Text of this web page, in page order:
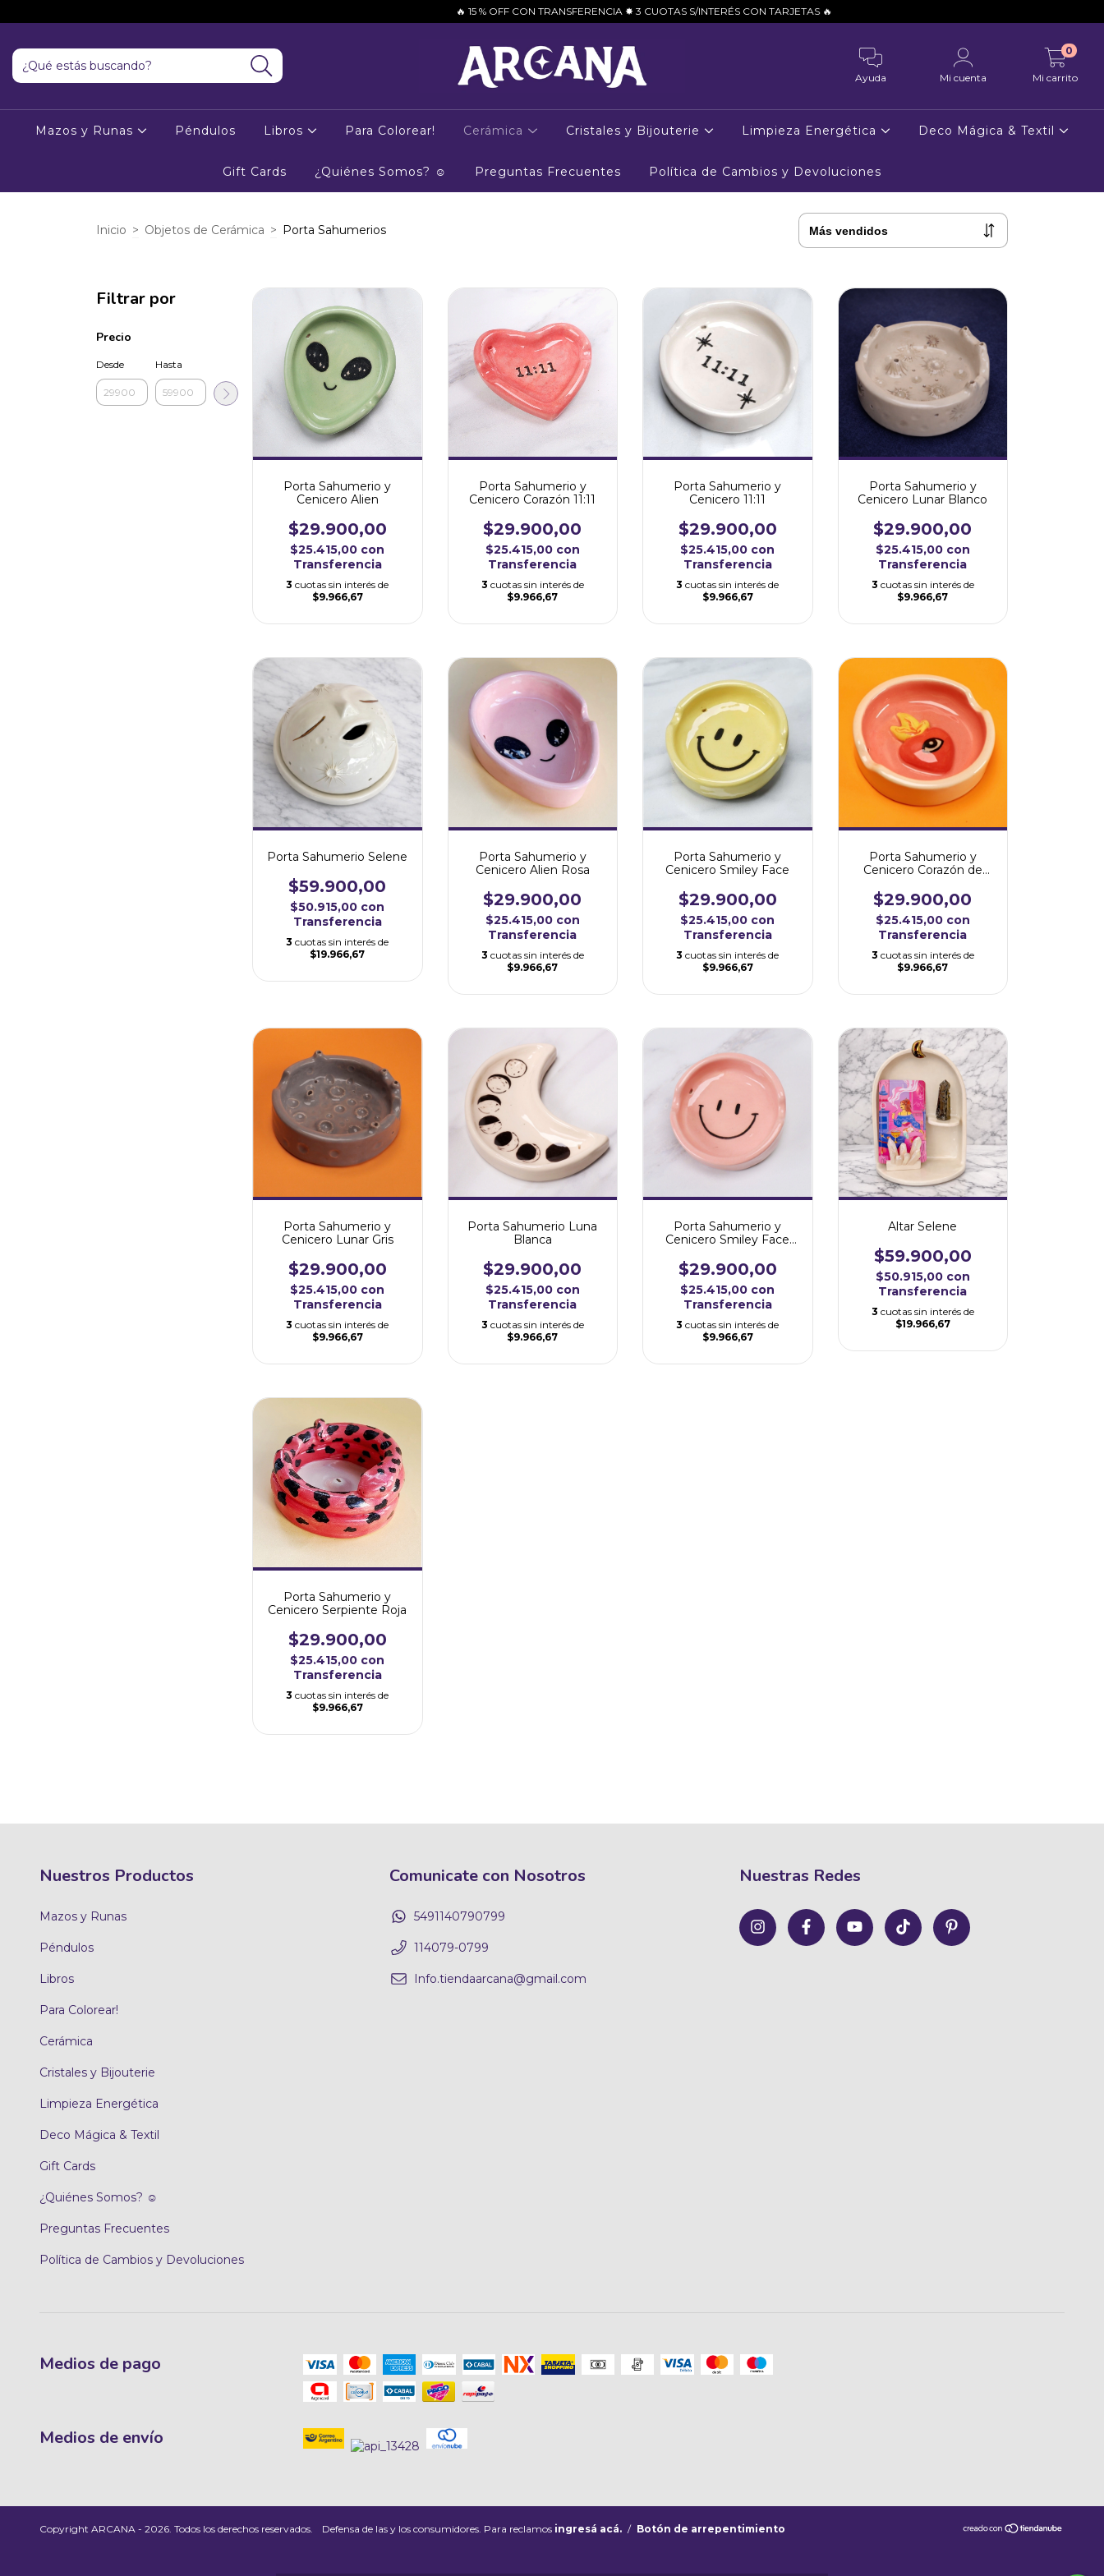
🔥 15 % OFF CON TRANSFERENCIA ✸ 3 CUOTAS S/INTERÉS CON TARJETAS 🔥
Ayuda Mi cuenta Mi carrito
0
Mazos y Runas Péndulos Libros Para Colorear! Cerámica Cristales y Bijouterie Limpieza Energética Deco Mágica & Textil
Gift Cards ¿Quiénes Somos? ☺ Preguntas Frecuentes Política de Cambios y Devoluciones
Inicio > Objetos de Cerámica > Porta Sahumerios
Filtrar por
Precio
Desde Hasta
Porta Sahumerio y
Cenicero Alien
$29.900,00
$25.415,00 con
Transferencia
3 cuotas sin interés de
$9.966,67
Porta Sahumerio y
Cenicero Corazón 11:11
$29.900,00
$25.415,00 con
Transferencia
3 cuotas sin interés de
$9.966,67
Porta Sahumerio y
Cenicero 11:11
$29.900,00
$25.415,00 con
Transferencia
3 cuotas sin interés de
$9.966,67
Porta Sahumerio y
Cenicero Lunar Blanco
$29.900,00
$25.415,00 con
Transferencia
3 cuotas sin interés de
$9.966,67
Porta Sahumerio Selene
$59.900,00
$50.915,00 con
Transferencia
3 cuotas sin interés de
$19.966,67
Porta Sahumerio y
Cenicero Alien Rosa
$29.900,00
$25.415,00 con
Transferencia
3 cuotas sin interés de
$9.966,67
Porta Sahumerio y
Cenicero Smiley Face
$29.900,00
$25.415,00 con
Transferencia
3 cuotas sin interés de
$9.966,67
Porta Sahumerio y
Cenicero Corazón de
$29.900,00
$25.415,00 con
Transferencia
3 cuotas sin interés de
$9.966,67
Porta Sahumerio y
Cenicero Lunar Gris
$29.900,00
$25.415,00 con
Transferencia
3 cuotas sin interés de
$9.966,67
Porta Sahumerio Luna
Blanca
$29.900,00
$25.415,00 con
Transferencia
3 cuotas sin interés de
$9.966,67
Porta Sahumerio y
Cenicero Smiley Face
$29.900,00
$25.415,00 con
Transferencia
3 cuotas sin interés de
$9.966,67
Altar Selene
$59.900,00
$50.915,00 con
Transferencia
3 cuotas sin interés de
$19.966,67
Porta Sahumerio y
Cenicero Serpiente Roja
$29.900,00
$25.415,00 con
Transferencia
3 cuotas sin interés de
$9.966,67
Nuestros Productos
Mazos y Runas
Péndulos
Libros
Para Colorear!
Cerámica
Cristales y Bijouterie
Limpieza Energética
Deco Mágica & Textil
Gift Cards
¿Quiénes Somos? ☺
Preguntas Frecuentes
Política de Cambios y Devoluciones
Comunicate con Nosotros
5491140790799
114079-0799
Info.tiendaarcana@gmail.com
Nuestras Redes
Medios de pago
Medios de envío
Copyright ARCANA - 2026. Todos los derechos reservados. Defensa de las y los consumidores. Para reclamos ingresá acá. / Botón de arrepentimiento